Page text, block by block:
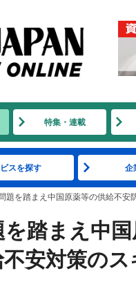
特集・連載
スを探す 企
題を踏まえ中国原薬等の供給不
踏まえ中
安対策のス